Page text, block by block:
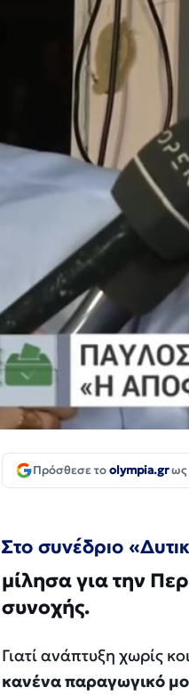
Πρόσθεσε τοolympia.grως
Στο συνέδριο
μίλησα για την
συνοχής.
Γιατί ανάπτυξη χωρίς
κανένα παραγωγικό